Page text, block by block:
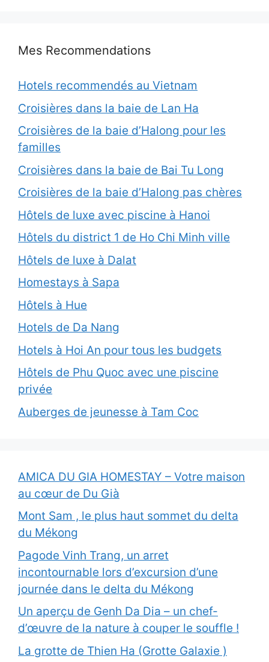
Mes Recommendations
Hotels recommendés au Vietnam
Croisières dans la baie de Lan Ha
Croisières de la baie d’Halong pour les
familles
Croisières dans la baie de Bai Tu Long
Croisières de la baie d’Halong pas chères
Hôtels de luxe avec piscine à Hanoi
Hôtels du district 1 de Ho Chi Minh ville
Hôtels de luxe à Dalat
Homestays à Sapa
Hôtels à Hue
Hotels de Da Nang
Hotels à Hoi An pour tous les budgets
Hôtels de Phu Quoc avec une piscine
privée
Auberges de jeunesse à Tam Coc
AMICA DU GIA HOMESTAY – Votre maison
au cœur de Du Già
Mont Sam , le plus haut sommet du delta
du Mékong
Pagode Vinh Trang, un arret
incontournable lors d’excursion d’une
journée dans le delta du Mékong
Un aperçu de Genh Da Dia – un chef-
d’œuvre de la nature à couper le souffle !
La grotte de Thien Ha (Grotte Galaxie )